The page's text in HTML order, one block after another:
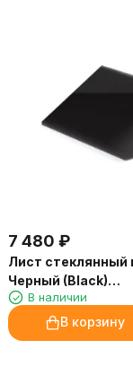
7 480 ₽
Лист стеклянный
Черный (Black)
(1100х1100х8мм)
В наличии
В корзину